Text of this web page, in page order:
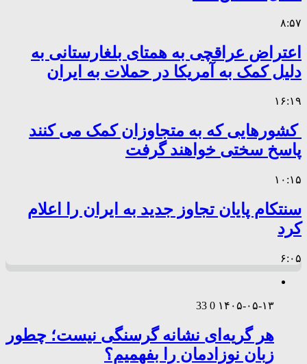
۸:۵۷
اعتراض عراقچی به همتای بلغارستانی به
دلیل کمک به آمریکا در حملات به ایران
۱۶:۱۹
کشورهایی که به متجاوزان کمک می کنند
پاسخ سختی خواهند گرفت
۱۰:۱۵
سنتکام پایان تجاوز جدید به ایران را اعلام
کرد
۶:۰۵
۱۴۰۵-۰۵-۱۳ 0
33
هر گریه‌ای نشانه گرسنگی نیست؛ چطور
زبان نوزادمان را بفهمیم؟